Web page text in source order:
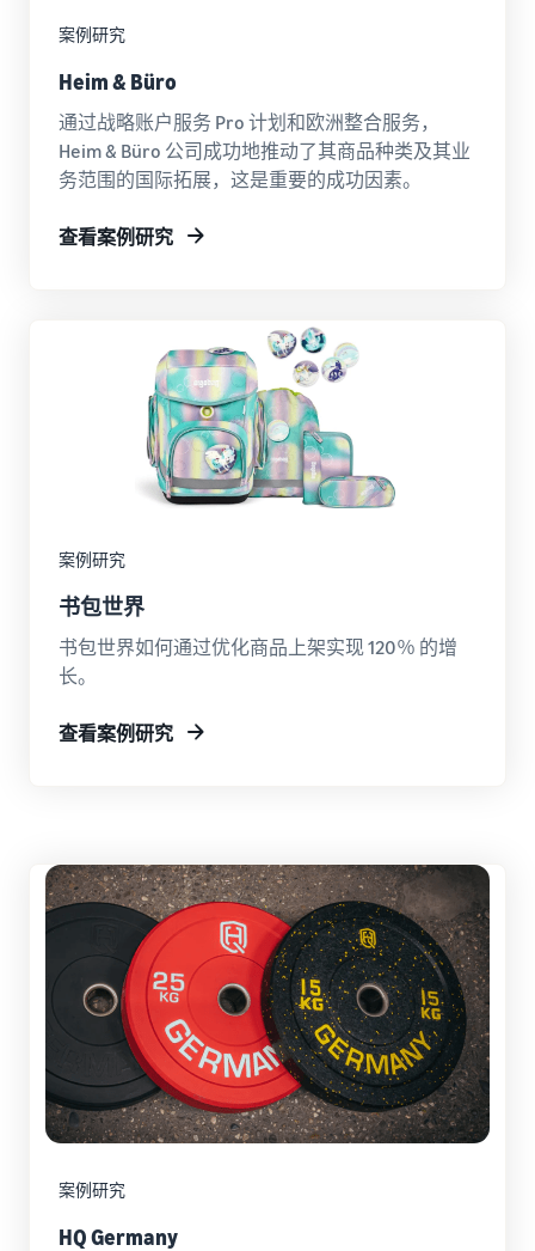
事，真
长。您
下一个
吗？
元的符
的商
品，了
解亚马
逊物流
的低价
送费
如何在线销售膳食补
扩大您的膳食补充剂在线销
向全球买家销售耳机
如何在线销售 T 恤
扩展您的 T 恤品牌
案例研究
Heim & Büro
通过战略账户服务 Pro 计划和欧洲整合服务，
Heim & Büro 公司成功地推动了其商品种类及其业
务范围的国际拓展，这是重要的成功因素。
查看案例研究
案例研究
书包世界
书包世界如何通过优化商品上架实现 120％ 的增
长。
查看案例研究
案例研究
HQ Germany